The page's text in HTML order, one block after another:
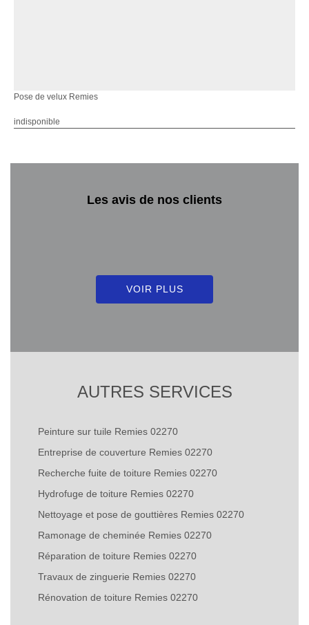
Pose de velux Remies
indisponible
Les avis de nos clients
VOIR PLUS
AUTRES SERVICES
Peinture sur tuile Remies 02270
Entreprise de couverture Remies 02270
Recherche fuite de toiture Remies 02270
Hydrofuge de toiture Remies 02270
Nettoyage et pose de gouttières Remies 02270
Ramonage de cheminée Remies 02270
Réparation de toiture Remies 02270
Travaux de zinguerie Remies 02270
Rénovation de toiture Remies 02270